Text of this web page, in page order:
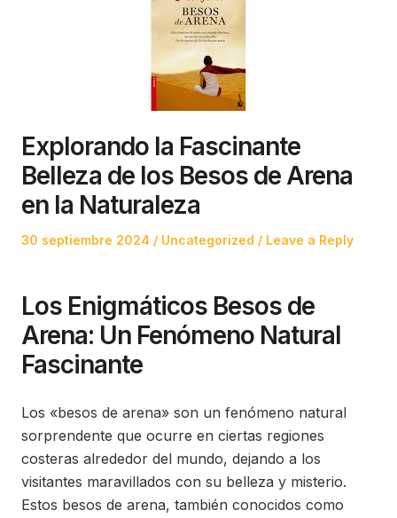
Explorando la Fascinante
Belleza de los Besos de Arena
en la Naturaleza
Posted
30 septiembre 2024
Posted
Uncategorized Leave a Reply
Los Enigmáticos Besos de
Arena: Un Fenómeno Natural
Fascinante
Los «besos de arena» son un fenómeno natural
sorprendente que ocurre en ciertas regiones
costeras alrededor del mundo, dejando a los
visitantes maravillados con su belleza y misterio.
Estos besos de arena, también conocidos como